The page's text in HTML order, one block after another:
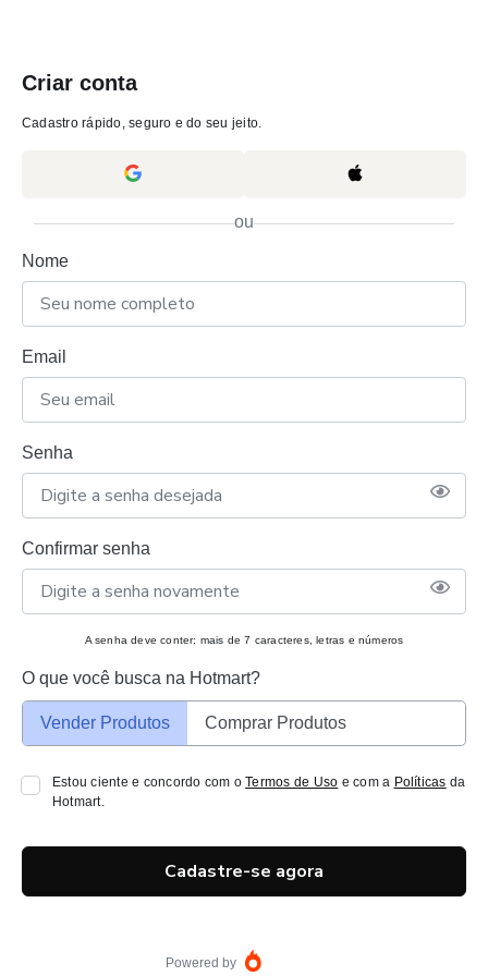
Criar conta
Cadastro rápido, seguro e do seu jeito.
ou
Nome
Email
Senha
Confirmar senha
A senha deve conter: mais de 7 caracteres, letras e números
O que você busca na Hotmart?
Vender Produtos Comprar Produtos
Estou ciente e concordo com oTermos de Uso e com a Políticas da
Hotmart.
Cadastre-se agora
Powered by